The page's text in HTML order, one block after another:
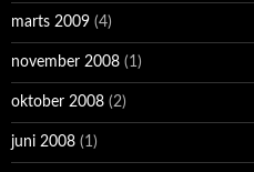
marts 2009 (4)
november 2008 (1)
oktober 2008 (2)
juni 2008 (1)